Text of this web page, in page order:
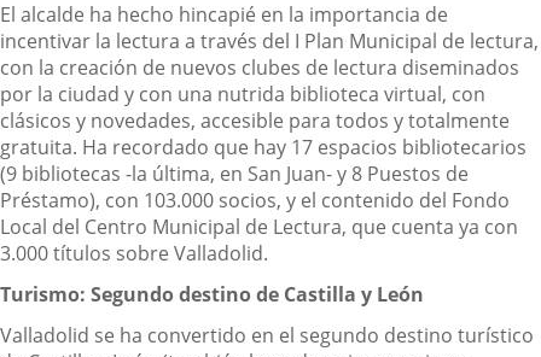
El alcalde ha hecho hincapié en la importancia de
incentivar la lectura a través del I Plan Municipal de lectura,
con la creación de nuevos clubes de lectura diseminados
por la ciudad y con una nutrida biblioteca virtual, con
clásicos y novedades, accesible para todos y totalmente
gratuita. Ha recordado que hay 17 espacios bibliotecarios
(9 bibliotecas -la última, en San Juan- y 8 Puestos de
Préstamo), con 103.000 socios, y el contenido del Fondo
Local del Centro Municipal de Lectura, que cuenta ya con
3.000 títulos sobre Valladolid.
Turismo: Segundo destino de Castilla y León
Valladolid se ha convertido en el segundo destino turístico